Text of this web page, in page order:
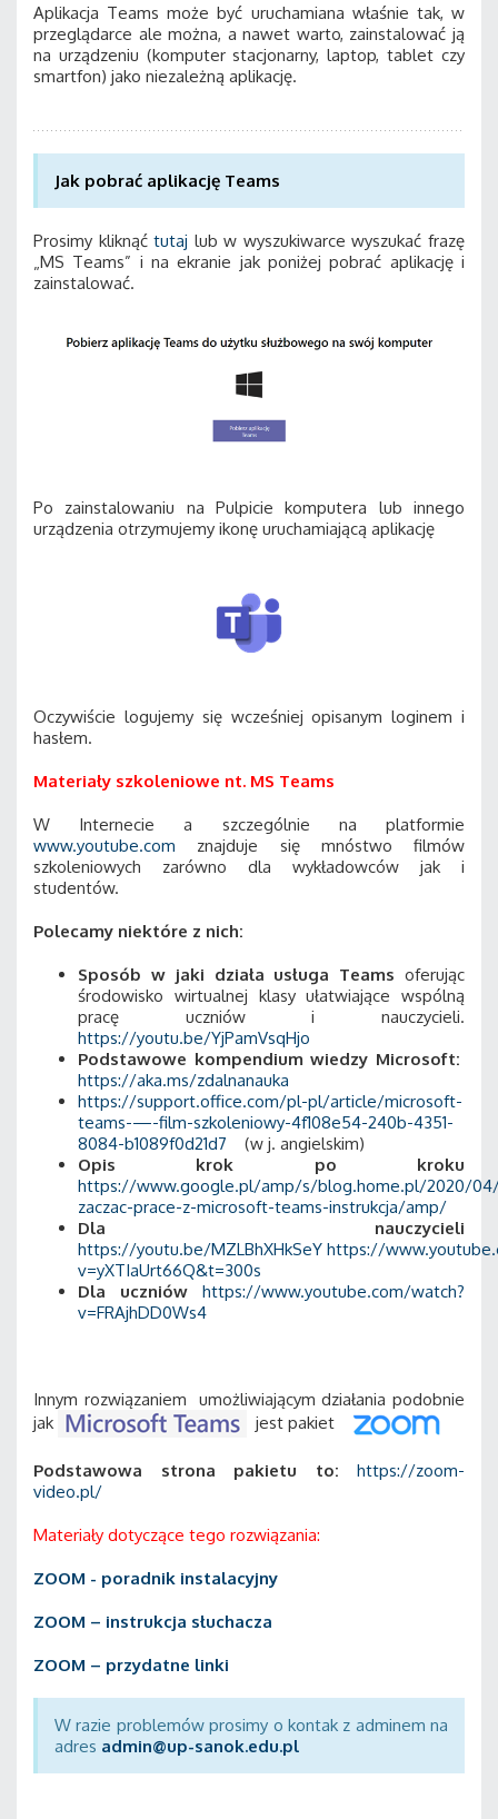
Aplikacja Teams może być uruchamiana właśnie tak, w
przeglądarce ale można, a nawet warto, zainstalować ją
na urządzeniu (komputer stacjonarny, laptop, tablet czy
smartfon) jako niezależną aplikację.
Jak pobrać aplikację Teams
Prosimy kliknąćtutaj lub w wyszukiwarce wyszukać frazę
„MS Teams” i na ekranie jak poniżej pobrać aplikację i
zainstalować.
Po zainstalowaniu na Pulpicie komputera lub innego
urządzenia otrzymujemy ikonę uruchamiającą aplikację
Oczywiście logujemy się wcześniej opisanym loginem i
hasłem.
Materiały szkoleniowe nt. MS Teams
W Internecie a szczególnie na platformie
www.youtube.com znajduje się mnóstwo filmów
szkoleniowych zarówno dla wykładowców jak i
studentów.
Polecamy niektóre z nich:
Sposób w jaki działa usługa Teams oferując
środowisko wirtualnej klasy ułatwiające wspólną
pracę uczniów i nauczycieli.
https://youtu.be/YjPamVsqHjo
Podstawowe kompendium wiedzy Microsoft:
https://aka.ms/zdalnanauka
https://support.office.com/pl-pl/article/microsoft-
teams-—-film-szkoleniowy-4f108e54-240b-4351-
8084-b1089f0d21d7 (w j. angielskim)
Opis krok po kroku
https://www.google.pl/amp/s/blog.home.pl/2020/
zaczac-prace-z-microsoft-teams-instrukcja/amp/
Dla nauczycieli
https://youtu.be/MZLBhXHkSeY https://
v=yXTIaUrt66Q&t=300s
Dla uczniów
https://www.youtube.com/watch?
v=FRAjhDD0Ws4
Innym rozwiązaniem umożliwiającym działania podobnie
jak
jest pakiet
Podstawowa strona pakietu to:
https://zoom-
video.pl/
Materiały dotyczące tego rozwiązania:
ZOOM - poradnik instalacyjny
ZOOM – instrukcja słuchacza
ZOOM – przydatne linki
W razie problemów prosimy o kontak z adminem na
adres admin@up-sanok.edu.pl